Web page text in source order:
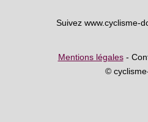
Suivez www.cyclisme-
Mentions légales-
©